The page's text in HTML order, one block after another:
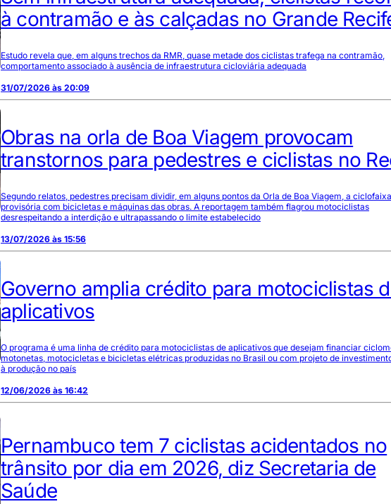
à contramão e às calçadas no Grande
Estudo revela que, em alguns trechos da RMR, quase metade dos ciclistas trafega na contramão,
comportamento associado à ausência de infraestrutura cicloviária adequada
31/07/2026 às 20:09
Obras na orla de Boa Viagem provocam
transtornos para pedestres e ciclistas no
Segundo relatos, pedestres precisam dividir, em alguns pontos da Orla de Boa Viagem, a ciclofaixa
provisória com bicicletas e máquinas das obras. A reportagem também flagrou motociclistas
desrespeitando a interdição e ultrapassando o limite estabelecido
13/07/2026 às 15:56
Governo amplia crédito para motociclistas
aplicativos
O programa é uma linha de crédito para motociclistas de aplicativos que desejam financiar
motonetas, motocicletas e bicicletas elétricas produzidas no Brasil ou com projeto de
à produção no país
12/06/2026 às 16:42
Pernambuco tem 7 ciclistas acidentados no
trânsito por dia em 2026, diz Secretaria de
Saúde